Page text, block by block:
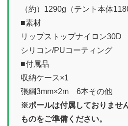
（約）1290g（テント本体
■素材
リップストップナイロン30D
シリコン/PUコーティング
■付属品
収納ケース×1
張綱3mm×2m 6本その他
※ポールは付属しておりませ
ものをご準備ください。